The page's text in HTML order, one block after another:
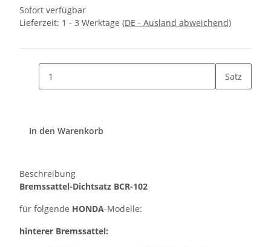
Sofort verfügbar
Lieferzeit: 1 - 3 Werktage (DE - Ausland abweichend)
Satz
In den Warenkorb
Beschreibung
Bremssattel-Dichtsatz BCR-102
für folgende HONDA-Modelle:
hinterer Bremssattel: